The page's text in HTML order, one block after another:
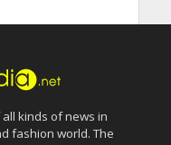
kinds of news in
fashion world. The